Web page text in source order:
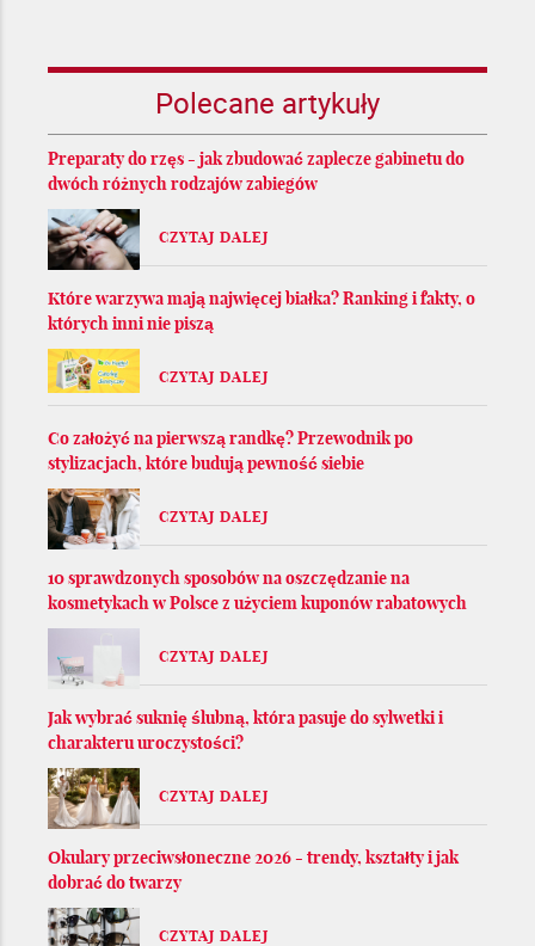
Polecane artykuły
Preparaty do rzęs - jak zbudować zaplecze gabinetu do
dwóch różnych rodzajów zabiegów
CZYTAJ DALEJ
Które warzywa mają najwięcej białka? Ranking i fakty, o
których inni nie piszą
CZYTAJ DALEJ
Co założyć na pierwszą randkę? Przewodnik po
stylizacjach, które budują pewność siebie
CZYTAJ DALEJ
10 sprawdzonych sposobów na oszczędzanie na
kosmetykach w Polsce z użyciem kuponów rabatowych
CZYTAJ DALEJ
Jak wybrać suknię ślubną, która pasuje do sylwetki i
charakteru uroczystości?
CZYTAJ DALEJ
Okulary przeciwsłoneczne 2026 - trendy, kształty i jak
dobrać do twarzy
CZYTAJ DALEJ